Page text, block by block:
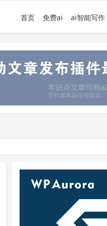
首页 免费ai ai智能写作